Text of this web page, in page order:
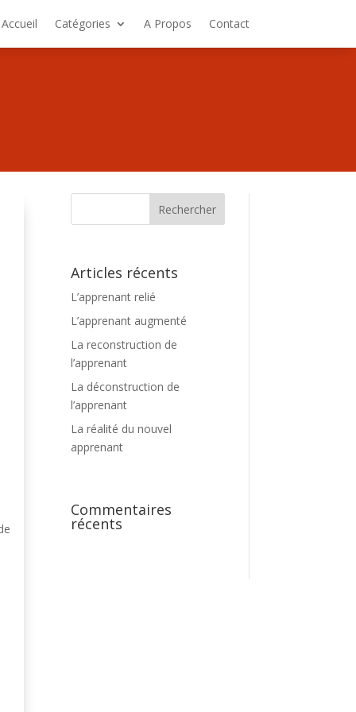
Accueil Catégories A Propos Contact
Articles récents
L’apprenant relié
L’apprenant augmenté
La reconstruction de
l’apprenant
La déconstruction de
l’apprenant
La réalité du nouvel
apprenant
Commentaires
récents